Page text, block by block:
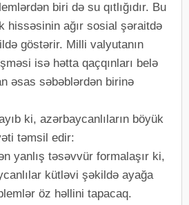
biri də su qıtlığıdır. Bu
hissəsinin ağır sosial şəraitdə
göstərir. Milli valyutanın
isə hətta qaçqınları belə
əsas səbəblərdən birinə
ki, azərbaycanlıların böyük
təmsil edir:
yanlış təsəvvür formalaşır ki,
kütləvi şəkildə ayağa
öz həllini tapacaq.